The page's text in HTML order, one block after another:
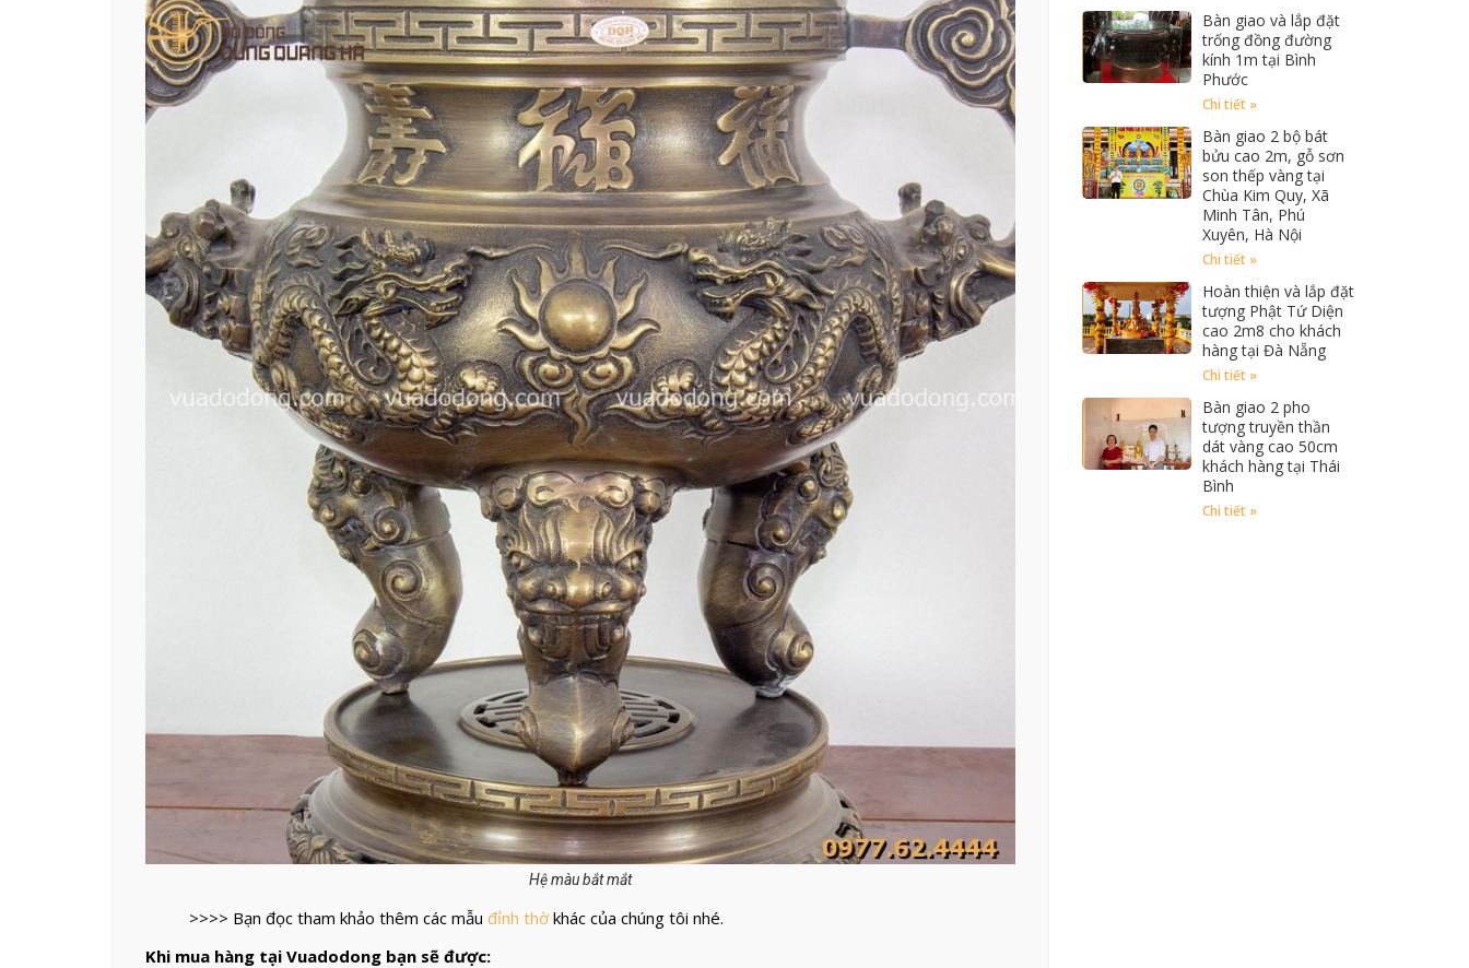
Hệ màu bắt mắt
>>>> Bạn đọc tham khảo thêm các mẫu đỉnh thờkhác của chúng tôi nhé.
Khi mua hàng tại Vuadodong bạn sẽ được:
Bàn giao và lắp đặt
trống đồng đường
kính 1m tại Bình
Phước
Chi tiết »
Bàn giao 2 bộ bát
bửu cao 2m, gỗ sơn
son thếp vàng tại
Chùa Kim Quy, Xã
Minh Tân, Phú
Xuyên, Hà Nội
Chi tiết »
Hoàn thiện và lắp đặt
tượng Phật Tứ Diện
cao 2m8 cho khách
hàng tại Đà Nẵng
Chi tiết »
Bàn giao 2 pho
tượng truyền thần
dát vàng cao 50cm
khách hàng tại Thái
Bình
Chi tiết »